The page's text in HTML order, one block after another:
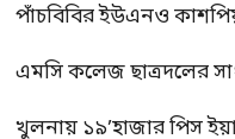
পাঁচবিবির ইউএনও
এমসি কলেজ ছাত্রদলের
খুলনায় ১৯’হাজার পিস